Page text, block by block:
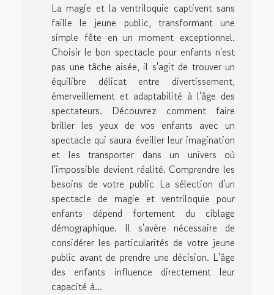
La magie et la ventriloquie captivent sans
faille le jeune public, transformant une
simple fête en un moment exceptionnel.
Choisir le bon spectacle pour enfants n'est
pas une tâche aisée, il s'agit de trouver un
équilibre délicat entre divertissement,
émerveillement et adaptabilité à l'âge des
spectateurs. Découvrez comment faire
briller les yeux de vos enfants avec un
spectacle qui saura éveiller leur imagination
et les transporter dans un univers où
l'impossible devient réalité. Comprendre les
besoins de votre public La sélection d'un
spectacle de magie et ventriloquie pour
enfants dépend fortement du ciblage
démographique. Il s'avère nécessaire de
considérer les particularités de votre jeune
public avant de prendre une décision. L'âge
des enfants influence directement leur
capacité à...